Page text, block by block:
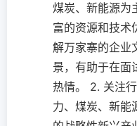
煤炭、新能源为
富的资源和技术
解万家寨的企业
景，有助于在面
热情。 2. 关注
力、煤炭、新能